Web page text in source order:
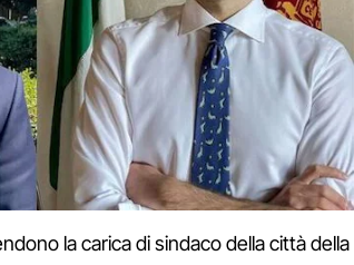
la carica di sindaco della città della